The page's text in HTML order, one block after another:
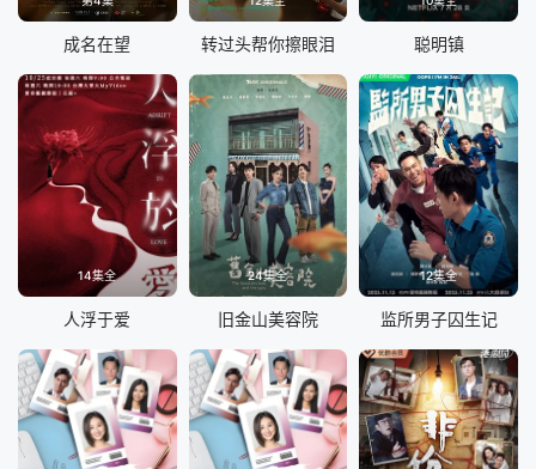
成名在望 转过头帮你擦眼泪 聪明镇
14集全
人浮于爱
24集全
旧金山美容院
12集全
监所男子囚生记